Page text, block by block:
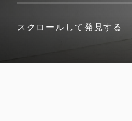
スクロールして発見する